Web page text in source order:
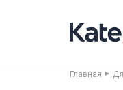
Главная